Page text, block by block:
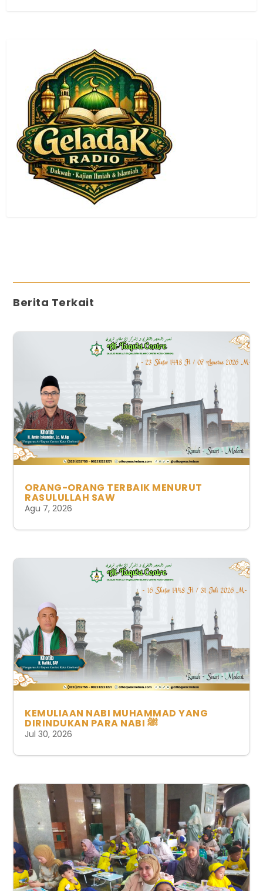
Berita Terkait
ORANG-ORANG TERBAIK MENURUT
RASULULLAH SAW
Agu 7, 2026
KEMULIAAN NABI MUHAMMAD YANG
DIRINDUKAN PARA NABI ﷺ
Jul 30, 2026